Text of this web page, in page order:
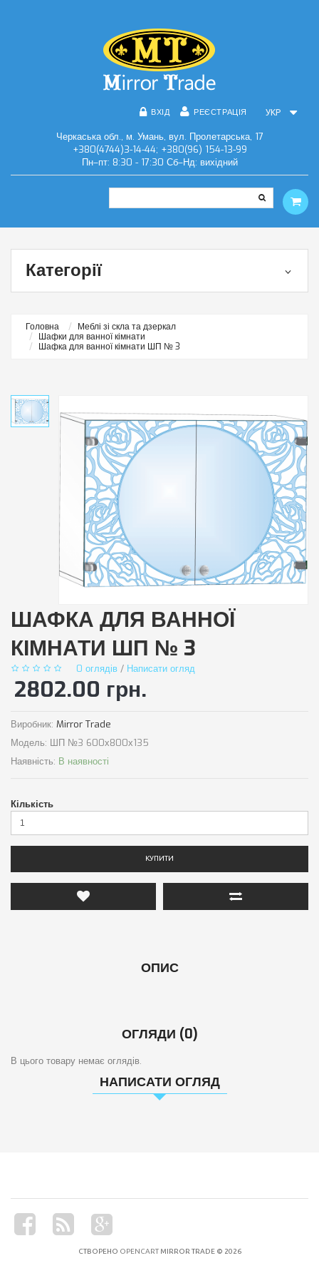
УКР
ВХІД РЕЄСТРАЦІЯ
Черкаська обл., м. Умань, вул. Пролетарська, 17
+380(4744)3-14-44; +380(96) 154-13-99
Пн–пт: 8:30 - 17:30 Сб–Нд: вихідний
Категорії
Головна
Меблі зі скла та дзеркал
Шафки для ванної кімнати
Шафка для ванної кімнати ШП № 3
ШАФКА ДЛЯ ВАННОЇ
КІМНАТИ ШП № 3
0 оглядів/ Написати огляд
2802.00 грн.
Виробник: Mirror Trade
Модель: ШП №3 600х800х135
Наявність: В наявності
Кількість
КУПИТИ
ОПИС
ОГЛЯДИ (0)
В цього товару немає оглядів.
НАПИСАТИ ОГЛЯД
СТВОРЕНО OPENCARTMIRROR TRADE © 2026